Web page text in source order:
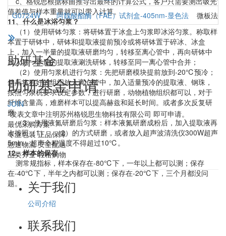
值差值与样本重量就可以带入计算。
11、什么是冰浴匀浆？
（1）使用研钵匀浆：将研钵置于冰盒上匀浆即冰浴匀浆。称取样
本置于研钵中，研钵和提取液提前预冷或将研钵置于碎冰、冰盒
上，加入一半量的提取液研磨均匀，转移至离心管中，再向研钵中
加入另一半量的提取液涮洗研钵，转移至同一离心管中合并；
（2）使用匀浆机进行匀浆：先把研磨模块提前放到-20℃预冷；
然后将称好的组织放入离心管中，加入适量预冷的提取液、钢珠，
按照匀浆机要求设定参数，进行研磨，动物植物组织都可以，对于
纤维含量高，难磨样本可以提高赫兹和延长时间。或者多次反复研
磨
（3）使用液氮研磨后匀浆：样本液氮研磨成粉后，加入提取液再
次按照（1）、（2）的方式研磨，或者放入超声波清洗仪300W超声
5min，超声全程温度不得超过10℃。
12、样本的保存
测常规指标，样本保存在-80℃下，一年以上都可以测；保存
在-40℃下，半年之内都可以测；保存在-20℃下，三个月都没问
题。
G0724W
阿魏酸酯酶（FAE）试剂盒-405nm-显色法 微板法
助研基金
助研基金申请
JOIN
*发表文章中注明苏州格锐思生物科技有限公司 即可申请。
最优采购方案
专业包装 正品保障
急速物流 安全配送
品类齐全 轻松购物
关于我们
公司介绍
联系我们